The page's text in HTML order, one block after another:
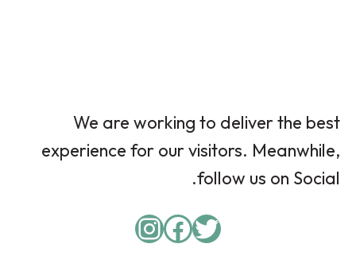
We are working to deliver the best
experience for our visitors. Meanwhile,
follow us on Social.
Twitter
Facebook
Instagram